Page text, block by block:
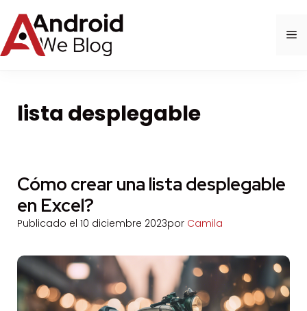
al
contenido
lista desplegable
Cómo crear una lista desplegable
en Excel?
Publicado el 10 diciembre 2023por Camila